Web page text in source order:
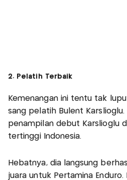
2. Pelatih Terbaik
Kemenangan ini tentu tak
sang pelatih Bulent Karslioglu.
penampilan debut Karslioglu
tertinggi Indonesia.
Hebatnya, dia langsung
juara untuk Pertamina Enduro.